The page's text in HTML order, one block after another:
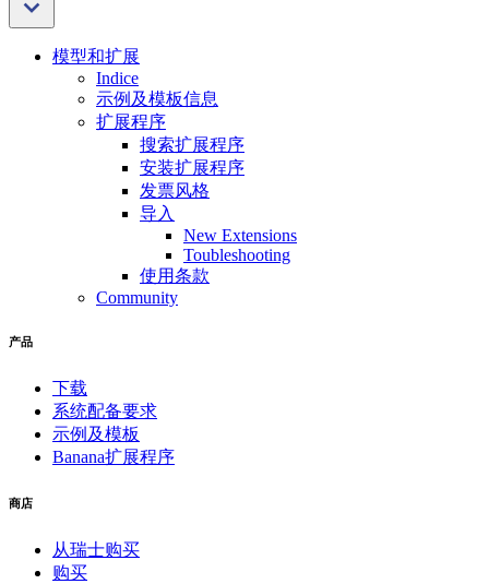
模型和扩展
Indice
示例及模板信息
扩展程序
搜索扩展程序
安装扩展程序
发票风格
导入
New Extensions
Toubleshooting
使用条款
Community
产品
下载
系统配备要求
示例及模板
Banana扩展程序
商店
从瑞士购买
购买